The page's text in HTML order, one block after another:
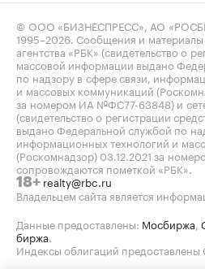
© ООО «БИЗНЕСПРЕСС», АО
1995–2026 . Сообщения и
агентства «РБК» (свидетельство о
массовой информации выдано
по надзору в сфере связи,
и массовых коммуникаций
за номером ИА №ФС77-63848) и
(свидетельство о регистрации
выдано Федеральной службой по
информационных технологий и
(Роскомнадзор) 03.12.2021 за
сопровождаются пометкой «РБК».
18+ realty@rbc.ru
Владельцем сайта является
Данные предоставлены: Мосбиржа
биржа
Индексы облигаций предоставлены